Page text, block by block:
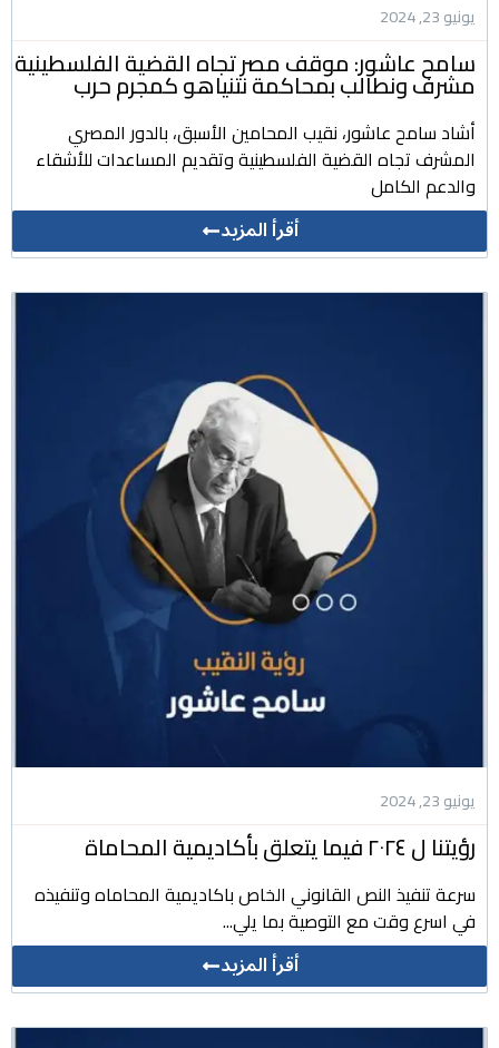
يونيو 23, 2024
سامح عاشور: موقف مصر تجاه القضية الفلسطينية
مشرف ونطالب بمحاكمة نتنياهو كمجرم حرب
أشاد سامح عاشور، نقيب المحامين الأسبق، بالدور المصري
المشرف تجاه القضية الفلسطينية وتقديم المساعدات للأشقاء
والدعم الكامل
أقرأ المزيد
يونيو 23, 2024
رؤيتنا ل ٢٠٢٤ فيما يتعلق بأكاديمية المحاماة
سرعة تنفيذ النص القانوني الخاص باكاديمية المحاماه وتنفيذه
في اسرع وقت مع التوصية بما يلي...
أقرأ المزيد